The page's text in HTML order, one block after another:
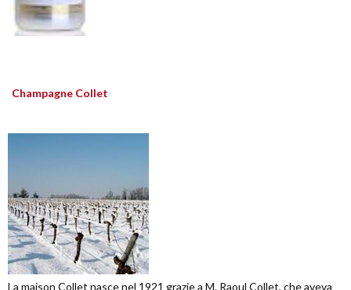
Champagne Collet
La maison Collet nasce nel 1921 grazie a M. Raoul Collet, che aveva